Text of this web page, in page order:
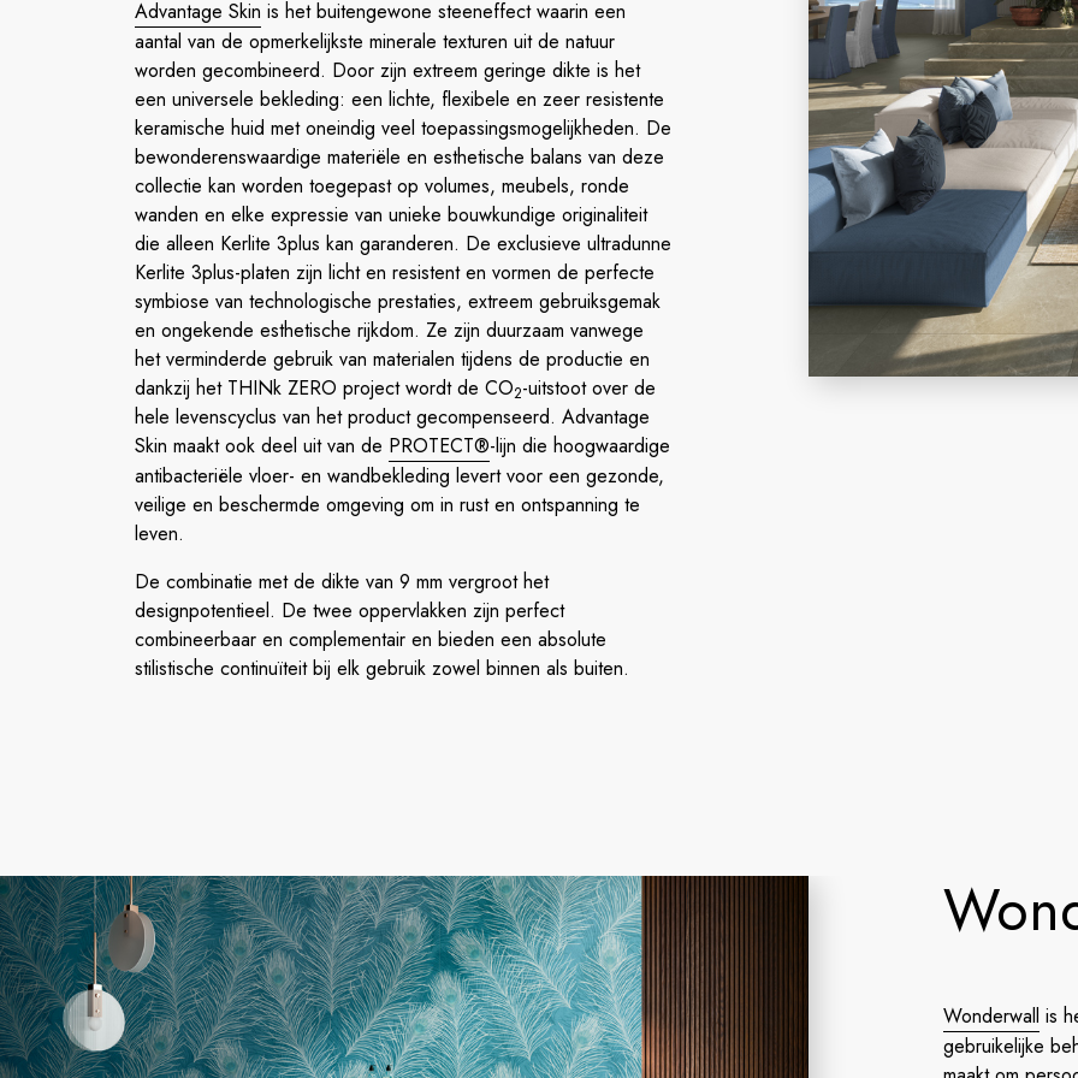
Advantage Skin is het buitengewone steeneffect waarin een
aantal van de opmerkelijkste minerale texturen uit de natuur
worden gecombineerd. Door zijn extreem geringe dikte is het
een universele bekleding: een lichte, flexibele en zeer resistente
keramische huid met oneindig veel toepassingsmogelijkheden. De
bewonderenswaardige materiële en esthetische balans van deze
collectie kan worden toegepast op volumes, meubels, ronde
wanden en elke expressie van unieke bouwkundige originaliteit
die alleen Kerlite 3plus kan garanderen. De exclusieve ultradunne
Kerlite 3plus-platen zijn licht en resistent en vormen de perfecte
symbiose van technologische prestaties, extreem gebruiksgemak
en ongekende esthetische rijkdom. Ze zijn duurzaam vanwege
het verminderde gebruik van materialen tijdens de productie en
dankzij het THINk ZERO project wordt de CO2-uitstoot over de
hele levenscyclus van het product gecompenseerd. Advantage
Skin maakt ook deel uit van de PROTECT®-lijn die hoogwaardige
antibacteriële vloer- en wandbekleding levert voor een gezonde,
veilige en beschermde omgeving om in rust en ontspanning te
leven.
De combinatie met de dikte van 9 mm vergroot het
designpotentieel. De twee oppervlakken zijn perfect
combineerbaar en complementair en bieden een absolute
stilistische continuïteit bij elk gebruik zowel binnen als buiten.
Wonderwall is
gebruikelijke